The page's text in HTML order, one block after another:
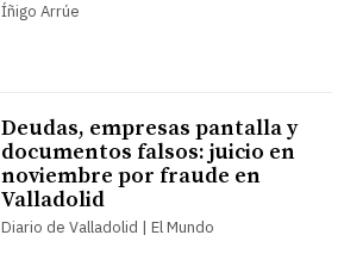
Íñigo Arrúe
Deudas, empresas pantalla y
documentos falsos: juicio en
noviembre por fraude en
Valladolid
Diario de Valladolid | El Mundo